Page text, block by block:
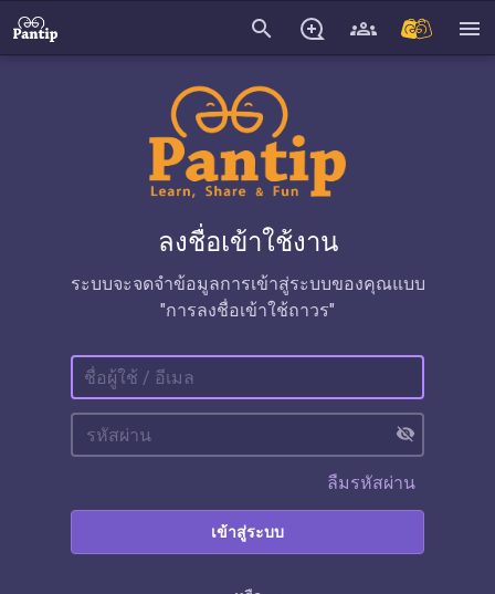
search menu
ลงชื่อเข้าใช้งาน
ระบบจะจดจำข้อมูลการเข้าสู่ระบบของคุณแบบ
"การลงชื่อเข้าใช้ถาวร"
visibility_off
ลืมรหัสผ่าน
เข้าสู่ระบบ